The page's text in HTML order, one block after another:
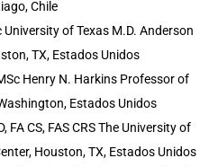
Chile
University of Texas M.D. Anderson
TX, Estados Unidos
Henry N. Harkins Professor of
Estados Unidos
FA CS, FAS CRS The University of
Houston, TX, Estados Unidos